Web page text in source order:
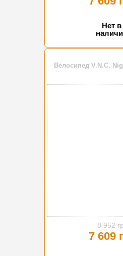
Нет в
Велосипед V.N.C.
8 952
7 609